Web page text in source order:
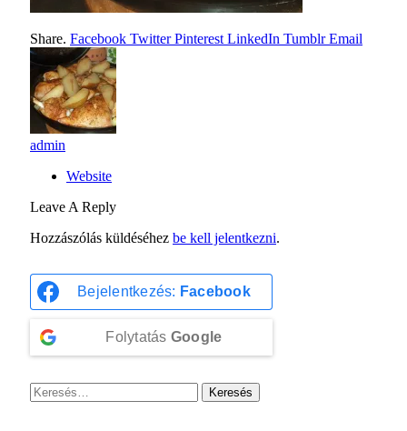
Share. Facebook Twitter Pinterest LinkedIn Tumblr Email
admin
Website
Leave A Reply
Hozzászólás küldéséhez be kell jelentkezni.
Bejelentkezés: Facebook
Folytatás Google
Keresés: